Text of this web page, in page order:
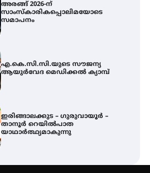
അരങ്ങ് 2026-ന്
സാംസ്കാരികപ്പൊലിമയോടെ
സമാപനം
എ.കെ.സി.സി.യുടെ സൗജന്യ
ആയുർവേദ മെഡിക്കൽ ക്യാമ്പ്
ഇരിങ്ങാലക്കുട – ഗുരുവായൂർ –
താനൂർ റെയിൽപാത
യാഥാർത്ഥ്യമാകുന്നു